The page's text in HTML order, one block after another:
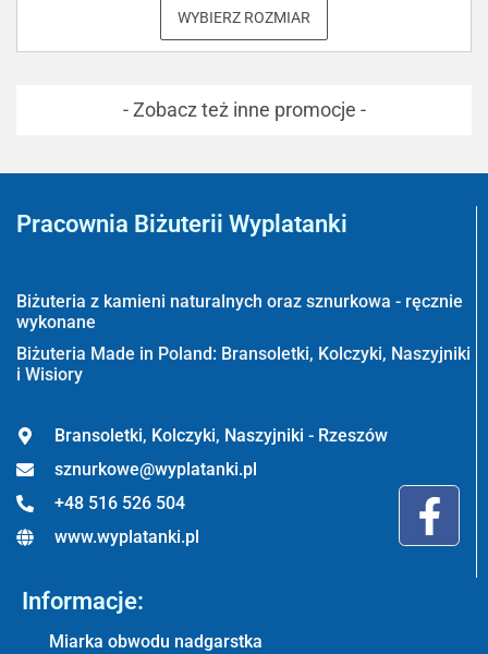
WYBIERZ ROZMIAR
- Zobacz też inne promocje -
Pracownia Biżuterii Wyplatanki
Biżuteria z kamieni naturalnych oraz sznurkowa - ręcznie
wykonane
Biżuteria Made in Poland: Bransoletki, Kolczyki, Naszyjniki
i Wisiory
Bransoletki, Kolczyki, Naszyjniki - Rzeszów
sznurkowe@wyplatanki.pl
+48 516 526 504
www.wyplatanki.pl
Informacje:
Miarka obwodu nadgarstka